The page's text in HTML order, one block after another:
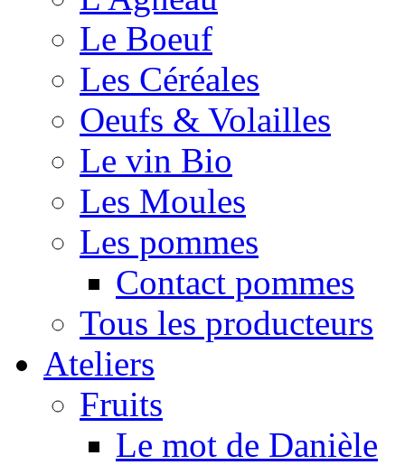
Le Boeuf
Les Céréales
Oeufs & Volailles
Le vin Bio
Les Moules
Les pommes
Contact pommes
Tous les producteurs
Ateliers
Fruits
Le mot de Danièle